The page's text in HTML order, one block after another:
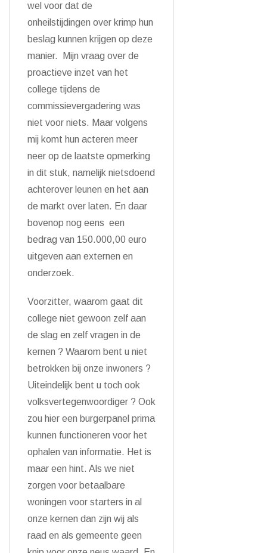
wel voor dat de
onheilstijdingen over krimp hun
beslag kunnen krijgen op deze
manier. Mijn vraag over de
proactieve inzet van het
college tijdens de
commissievergadering was
niet voor niets. Maar volgens
mij komt hun acteren meer
neer op de laatste opmerking
in dit stuk, namelijk nietsdoend
achterover leunen en het aan
de markt over laten. En daar
bovenop nog eens een
bedrag van 150.000,00 euro
uitgeven aan externen en
onderzoek.
Voorzitter, waarom gaat dit
college niet gewoon zelf aan
de slag en zelf vragen in de
kernen ? Waarom bent u niet
betrokken bij onze inwoners ?
Uiteindelijk bent u toch ook
volksvertegenwoordiger ? Ook
zou hier een burgerpanel prima
kunnen functioneren voor het
ophalen van informatie. Het is
maar een hint. Als we niet
zorgen voor betaalbare
woningen voor starters in al
onze kernen dan zijn wij als
raad en als gemeente geen